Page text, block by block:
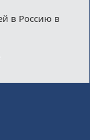
в Россию в